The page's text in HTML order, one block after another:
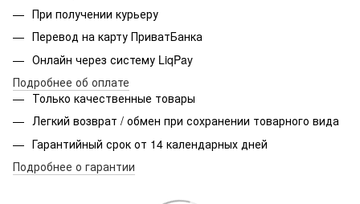
При получении курьеру
Перевод на карту ПриватБанка
Онлайн через систему LiqPay
Подробнее об оплате
Только качественные товары
Легкий возврат / обмен при сохранении товарного вида
Гарантийный срок от 14 календарных дней
Подробнее о гарантии